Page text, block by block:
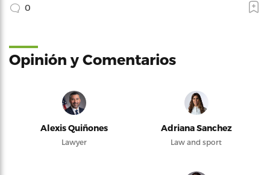
0
Opinión y Comentarios
Alexis Quiñones
Lawyer
Adriana Sanchez
Law and sport